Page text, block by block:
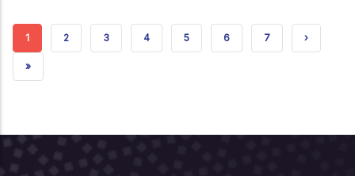
当前页
1 页面
2 页面
3 页面
4 页面
5 页面
6 页面
7 NEXT
›
LAST PAGE
»